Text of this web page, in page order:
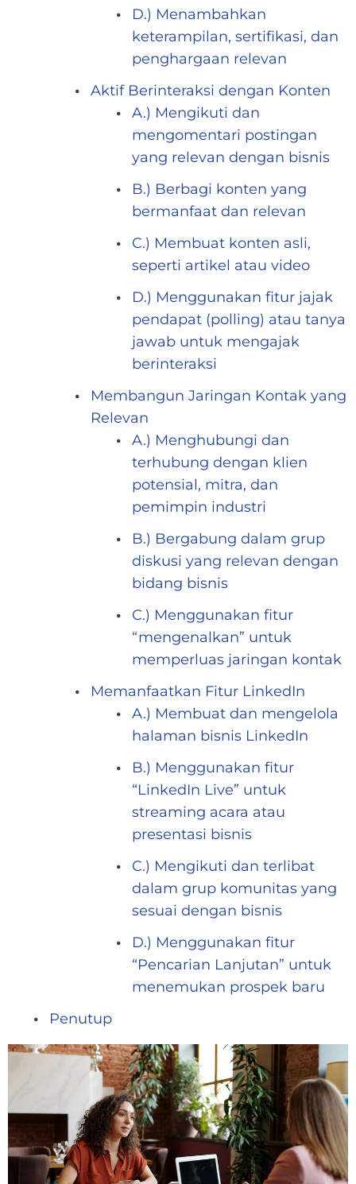
D.) Menambahkan
keterampilan, sertifikasi, dan
penghargaan relevan
Aktif Berinteraksi dengan Konten
A.) Mengikuti dan
mengomentari postingan
yang relevan dengan bisnis
B.) Berbagi konten yang
bermanfaat dan relevan
C.) Membuat konten asli,
seperti artikel atau video
D.) Menggunakan fitur jajak
pendapat (polling) atau tanya
jawab untuk mengajak
berinteraksi
Membangun Jaringan Kontak yang
Relevan
A.) Menghubungi dan
terhubung dengan klien
potensial, mitra, dan
pemimpin industri
B.) Bergabung dalam grup
diskusi yang relevan dengan
bidang bisnis
C.) Menggunakan fitur
“mengenalkan” untuk
memperluas jaringan kontak
Memanfaatkan Fitur LinkedIn
A.) Membuat dan mengelola
halaman bisnis LinkedIn
B.) Menggunakan fitur
“LinkedIn Live” untuk
streaming acara atau
presentasi bisnis
C.) Mengikuti dan terlibat
dalam grup komunitas yang
sesuai dengan bisnis
D.) Menggunakan fitur
“Pencarian Lanjutan” untuk
menemukan prospek baru
Penutup